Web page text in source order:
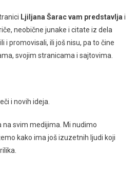
Ljiljana Šaracvam predstavlja i
neobične junake i citate iz dela
i promovisali, ili još nisu, pa to čine
svojim stranicama i sajtovima.
i novih ideja.
na svim medijima. Mi nudimo
kako ima još izuzetnih ljudi koji